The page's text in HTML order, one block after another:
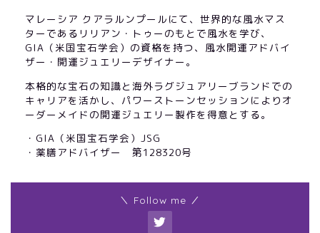
マレーシア クアラルンプールにて、世界的な風水マス
ターであるリリアン・トゥーのもとで風水を学び、
GIA（米国宝石学会）の資格を持つ、風水開運アドバイ
ザー・開運ジュエリーデザイナー。
本格的な宝石の知識と海外ラグジュアリーブランドでの
キャリアを活かし、パワーストーンセッションによりオ
ーダーメイドの開運ジュエリー製作を得意とする。
・GIA（米国宝石学会）JSG
・薬膳アドバイザー 第128320号
＼ Follow me ／